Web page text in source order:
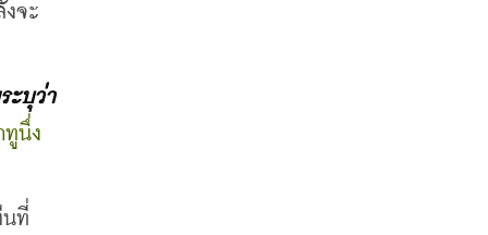
จะ
ะบุว่า
ทูนึ่ง
นที่